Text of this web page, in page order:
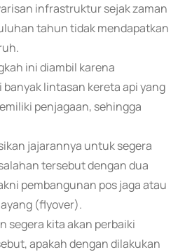
infrastruktur sejak zaman
tahun tidak mendapatkan
ini diambil karena
lintasan kereta api yang
penjagaan, sehingga
jajarannya untuk segera
tersebut dengan dua
pembangunan pos jaga atau
(flyover).
segera kita akan perbaiki
apakah dengan dilakukan